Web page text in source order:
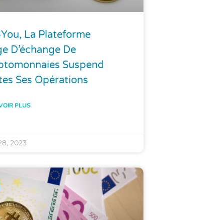
La Plateforme
D’échange De
Suspend
Ses Opérations
PLUS
2023